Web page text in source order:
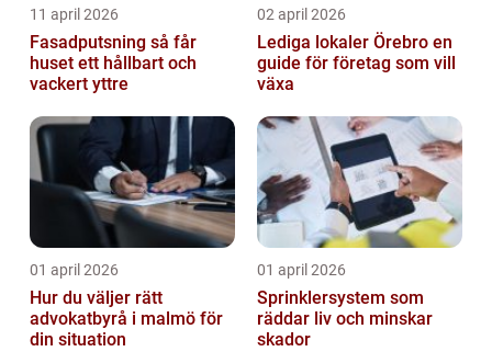
11 april 2026
Fasadputsning så får
huset ett hållbart och
vackert yttre
02 april 2026
Lediga lokaler Örebro en
guide för företag som vill
växa
01 april 2026
Hur du väljer rätt
advokatbyrå i malmö för
din situation
01 april 2026
Sprinklersystem som
räddar liv och minskar
skador